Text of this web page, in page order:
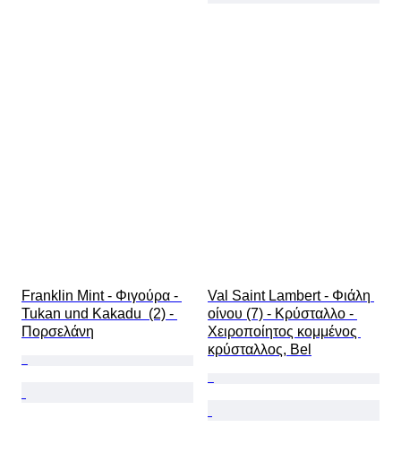
Franklin Mint - Φιγούρα -
Tukan und Kakadu  (2) -
Πορσελάνη
Val Saint Lambert - Φιάλη
οίνου (7) - Κρύσταλλο -
Χειροποίητος κομμένος
κρύσταλλος, Bel